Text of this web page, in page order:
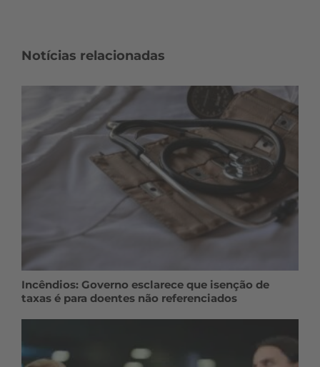
Notícias relacionadas
Incêndios: Governo esclarece que isenção de
taxas é para doentes não referenciados